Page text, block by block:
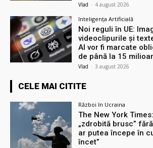
Vlad - 4 august 2026
Inteligența Artificială
Noi reguli în UE:
videoclipurile și
AI vor fi marcate
de până la 15
Vlad - 3 august 2026
CELE MAI CITITE
Război în Ucraina
The New York
„zdrobită brusc”
ar putea începe în
încet”